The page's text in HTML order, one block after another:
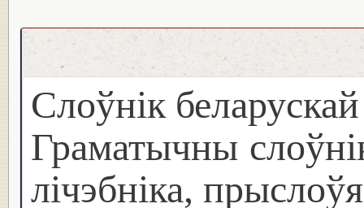
Слоўнік
Граматычны
лічэбніка, прыслоўя